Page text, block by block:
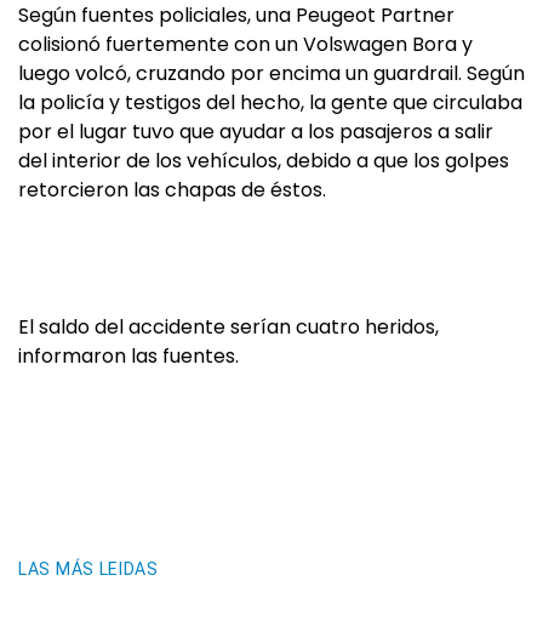
Según fuentes policiales, una Peugeot Partner
colisionó fuertemente con un Volswagen Bora y
luego volcó, cruzando por encima un guardrail. Según
la policía y testigos del hecho, la gente que circulaba
por el lugar tuvo que ayudar a los pasajeros a salir
del interior de los vehículos, debido a que los golpes
retorcieron las chapas de éstos.
El saldo del accidente serían cuatro heridos,
informaron las fuentes.
LAS MÁS LEIDAS